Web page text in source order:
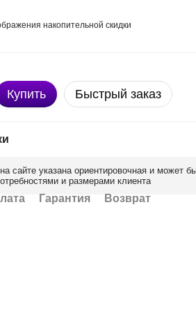
накопительной скидки
Купить Быстрый заказ
сайте указана ориентировочная и может
и размерами клиента
Гарантия Возврат